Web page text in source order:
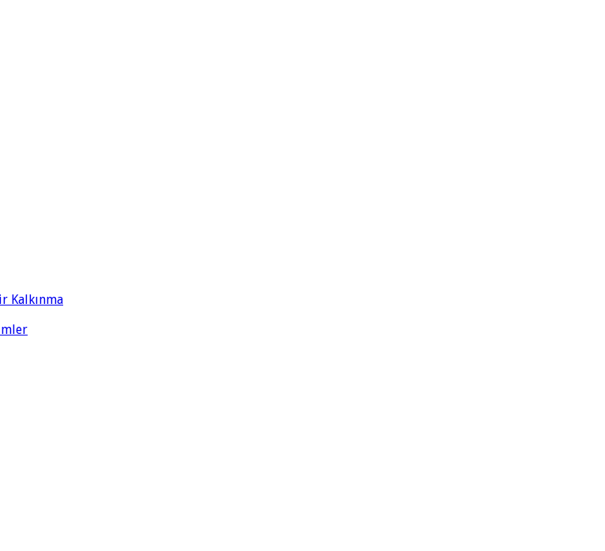
Kalkınma